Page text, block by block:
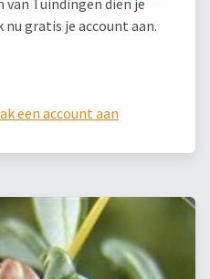
Tuindingen dien je
gratis je account aan.
een account aan